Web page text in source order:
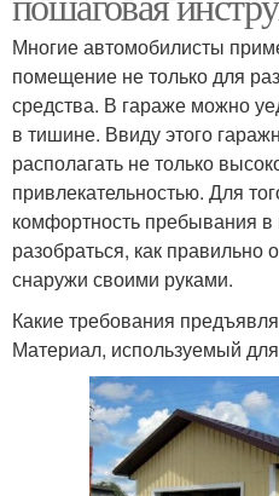
Многие автомобилисты
помещение не только для
средства. В гараже можно
в тишине. Ввиду этого
располагать не только
привлекательностью. Для
комфортность пребывания
разобраться, как
снаружи своими руками.
Какие требования
Материал, используемый